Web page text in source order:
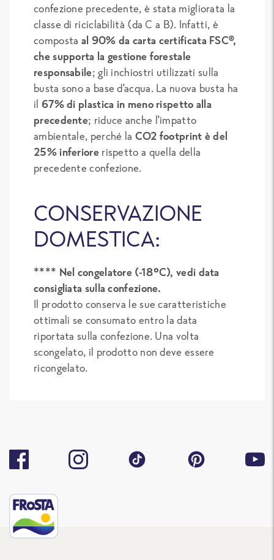
confezione precedente, è stata migliorata la
classe di riciclabilità (da C a B). Infatti, è
composta al 90% da carta certificata FSC®,
che supporta la gestione forestale
responsabile; gli inchiostri utilizzati sulla
busta sono a base d’acqua. La nuova busta ha
il 67% di plastica in meno rispetto alla
precedente; riduce anche l’impatto
ambientale, perché la CO2 footprint è del
25% inferiorerispetto a quella della
precedente confezione.
CONSERVAZIONE
DOMESTICA:
**** Nel congelatore (-18°C), vedi data
consigliata sulla confezione.
Il prodotto conserva le sue caratteristiche
ottimali se consumato entro la data
riportata sulla confezione. Una volta
scongelato, il prodotto non deve essere
ricongelato.